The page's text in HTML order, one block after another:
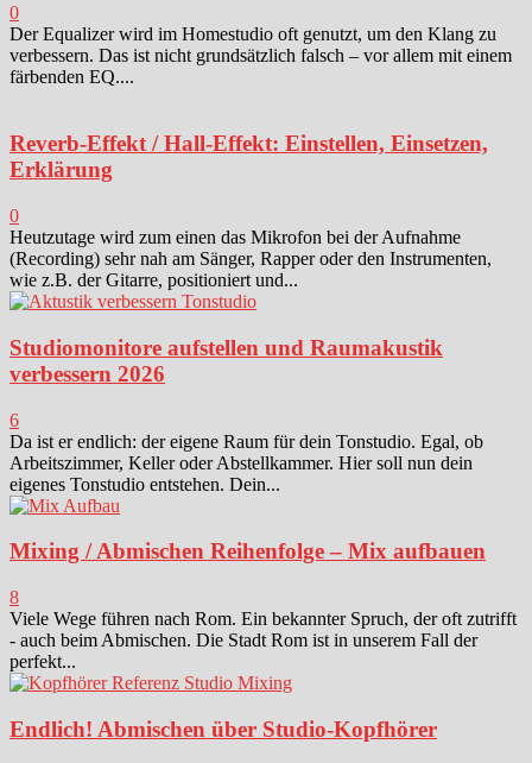
0
Der Equalizer wird im Homestudio oft genutzt, um den Klang zu
verbessern. Das ist nicht grundsätzlich falsch – vor allem mit einem
färbenden EQ....
Reverb-Effekt / Hall-Effekt: Einstellen, Einsetzen,
Erklärung
0
Heutzutage wird zum einen das Mikrofon bei der Aufnahme
(Recording) sehr nah am Sänger, Rapper oder den Instrumenten,
wie z.B. der Gitarre, positioniert und...
Studiomonitore aufstellen und Raumakustik
verbessern 2026
6
Da ist er endlich: der eigene Raum für dein Tonstudio. Egal, ob
Arbeitszimmer, Keller oder Abstellkammer. Hier soll nun dein
eigenes Tonstudio entstehen. Dein...
Mixing / Abmischen Reihenfolge – Mix aufbauen
8
Viele Wege führen nach Rom. Ein bekannter Spruch, der oft zutrifft
- auch beim Abmischen. Die Stadt Rom ist in unserem Fall der
perfekt...
Endlich! Abmischen über Studio-Kopfhörer